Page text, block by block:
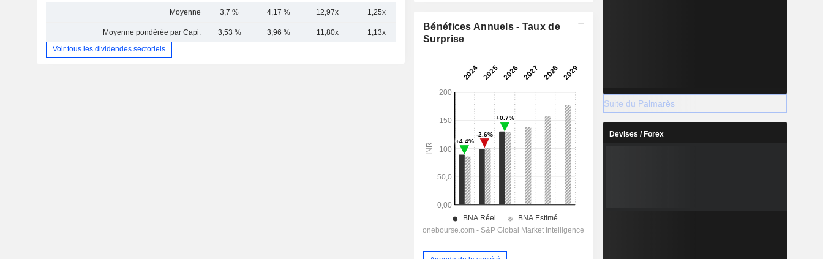
Moyenne 3,7 % 4,17 % 12,97x 1,25x
Moyenne pondérée par Capi. 3,53 % 3,96 % 11,80x 1,13x
0,82x
Voir tous les dividendes sectoriels
Bénéfices Annuels - Taux de
Surprise
Suite du Palmarès
Devises / Forex